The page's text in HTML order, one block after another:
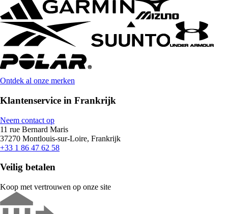
Ontdek al onze merken
Klantenservice in Frankrijk
Neem contact op
11 rue Bernard Maris
37270 Montlouis-sur-Loire, Frankrijk
+33 1 86 47 62 58
Veilig betalen
Koop met vertrouwen op onze site